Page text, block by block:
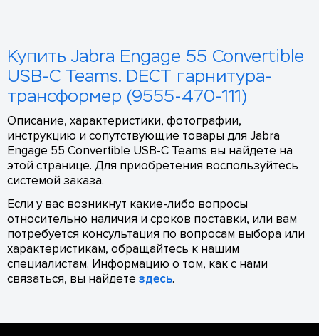
Купить Jabra Engage 55 Convertible
USB-C Teams. DECT гарнитура-
трансформер (9555-470-111)
Описание, характеристики, фотографии,
инструкцию и сопутствующие товары для Jabra
Engage 55 Convertible USB-C Teams вы найдете на
этой странице. Для приобретения воспользуйтесь
системой заказа.
Если у вас возникнут какие-либо вопросы
относительно наличия и сроков поставки, или вам
потребуется консультация по вопросам выбора или
характеристикам, обращайтесь к нашим
специалистам. Информацию о том, как с нами
связаться, вы найдете здесь.